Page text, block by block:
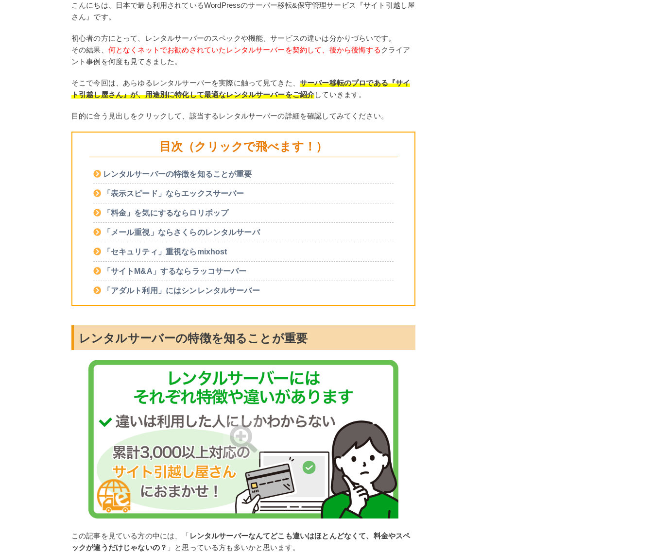
こんにちは、日本で最も利用されているWordPressのサーバー移転&保守管理サービス『サイト引越し屋
さん』です。
初心者の方にとって、レンタルサーバーのスペックや機能、サービスの違いは分かりづらいです。
その結果、 何となくネットでお勧めされていたレンタルサーバーを契約して、後から後悔する クライア
ント事例を何度も見てきました。
そこで今回は、あらゆるレンタルサーバーを実際に触って見てきた、 サーバー移転のプロである『サイ
ト引越し屋さん』が、用途別に特化して最適なレンタルサーバーをご紹介していきます。
目的に合う見出しをクリックして、該当するレンタルサーバーの詳細を確認してみてください。
目次（クリックで飛べます！）
レンタルサーバーの特徴を知ることが重要
「表示スピード」ならエックスサーバー
「料金」を気にするならロリポップ
「メール重視」ならさくらのレンタルサーバ
「セキュリティ」重視ならmixhost
「サイトM&A」するならラッコサーバー
「アダルト利用」にはシンレンタルサーバー
レンタルサーバーの特徴を知ることが重要
この記事を見ている方の中には、「 レンタルサーバーなんてどこも違いはほとんどなくて、料金やスペ
ックが違うだけじゃないの？ 」と思っている方も多いかと思います。